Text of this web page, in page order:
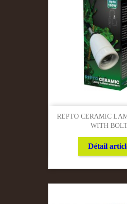
REPTO CERAMIC
WITH
Détail